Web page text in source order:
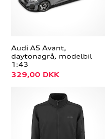
Audi A5 Avant,
daytonagrå, modelbil
1:43
329,00 DKK